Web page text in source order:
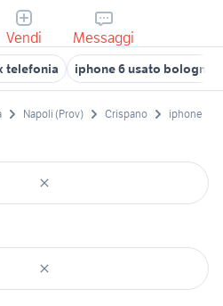
Vendi Messaggi
telefonia iphone 6 usato bologna
Napoli (Prov) Crispano iphone